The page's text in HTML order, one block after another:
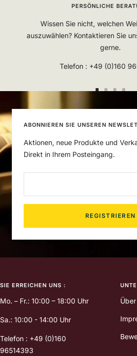
PERSÖNLICHE
Wissen Sie nicht, welchen
auszuwählen? Kontaktieren Sie
gerne.
Telefon : +49 (0)160
ABONNIEREN SIE UNSEREN
Aktionen, neue Produkte und
Direkt in Ihrem Posteingang.
REGISTRIEREN
SIE ERREICHEN UNS :
Mo. – Fr.: 10:00 – 18:00 Uhr
Sa.: 10:00 - 14:00 Uhr
Telefon : +49 (0)160
96514393